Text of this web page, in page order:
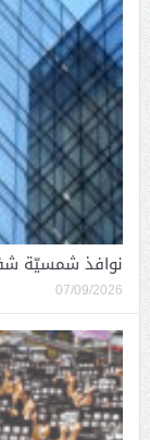
نوافذ شمسيّة
07/09/2026